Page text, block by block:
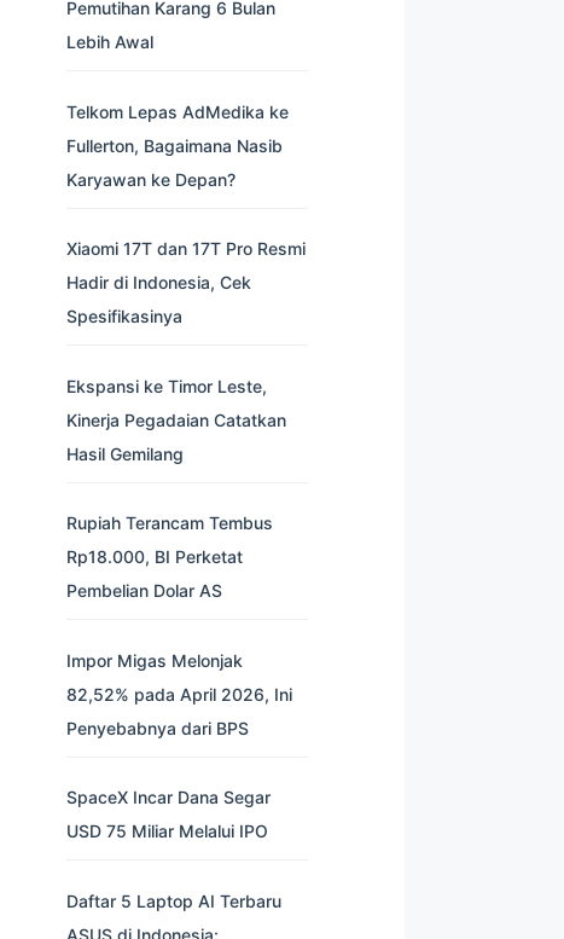
Pemutihan Karang 6 Bulan
Lebih Awal
Telkom Lepas AdMedika ke
Fullerton, Bagaimana Nasib
Karyawan ke Depan?
Xiaomi 17T dan 17T Pro Resmi
Hadir di Indonesia, Cek
Spesifikasinya
Ekspansi ke Timor Leste,
Kinerja Pegadaian Catatkan
Hasil Gemilang
Rupiah Terancam Tembus
Rp18.000, BI Perketat
Pembelian Dolar AS
Impor Migas Melonjak
82,52% pada April 2026, Ini
Penyebabnya dari BPS
SpaceX Incar Dana Segar
USD 75 Miliar Melalui IPO
Daftar 5 Laptop AI Terbaru
ASUS di Indonesia: